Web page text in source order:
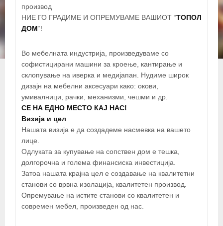
производ
НИЕ ГО ГРАДИМЕ И ОПРЕМУВАМЕ ВАШИОТ “ТОПОЛ
ДОМ“!
Во мебелната индустрија, произведуваме со
софистицирани машини за кроење, кантирање и
склопување на иверка и медијапан. Нудиме широк
дизајн на мебелни аксесуари како: окови,
умивалници, рачки, механизми, чешми и др.
СЕ НА ЕДНО МЕСТО КАЈ НАС!
Визија и цел
Нашата визија е да создадеме насмевка на вашето
лице.
Одлуката за купување на сопствен дом е тешка,
долгорочна и голема финансиска инвестиција.
Затоа нашата крајна цел е создавање на квалитетни
станови со врвна изолација, квалитетен производ.
Опремување на истите станови со квалитетен и
современ мебел, произведен од нас.
{mosmap
width='800'|height='500'|lat='41.439134'|lon='22.638915'|
zoom='13'|mapType='Normal'|text='Еуростилл М'
|tooltip='Еуростилл М'|marker='1'|align='center' }